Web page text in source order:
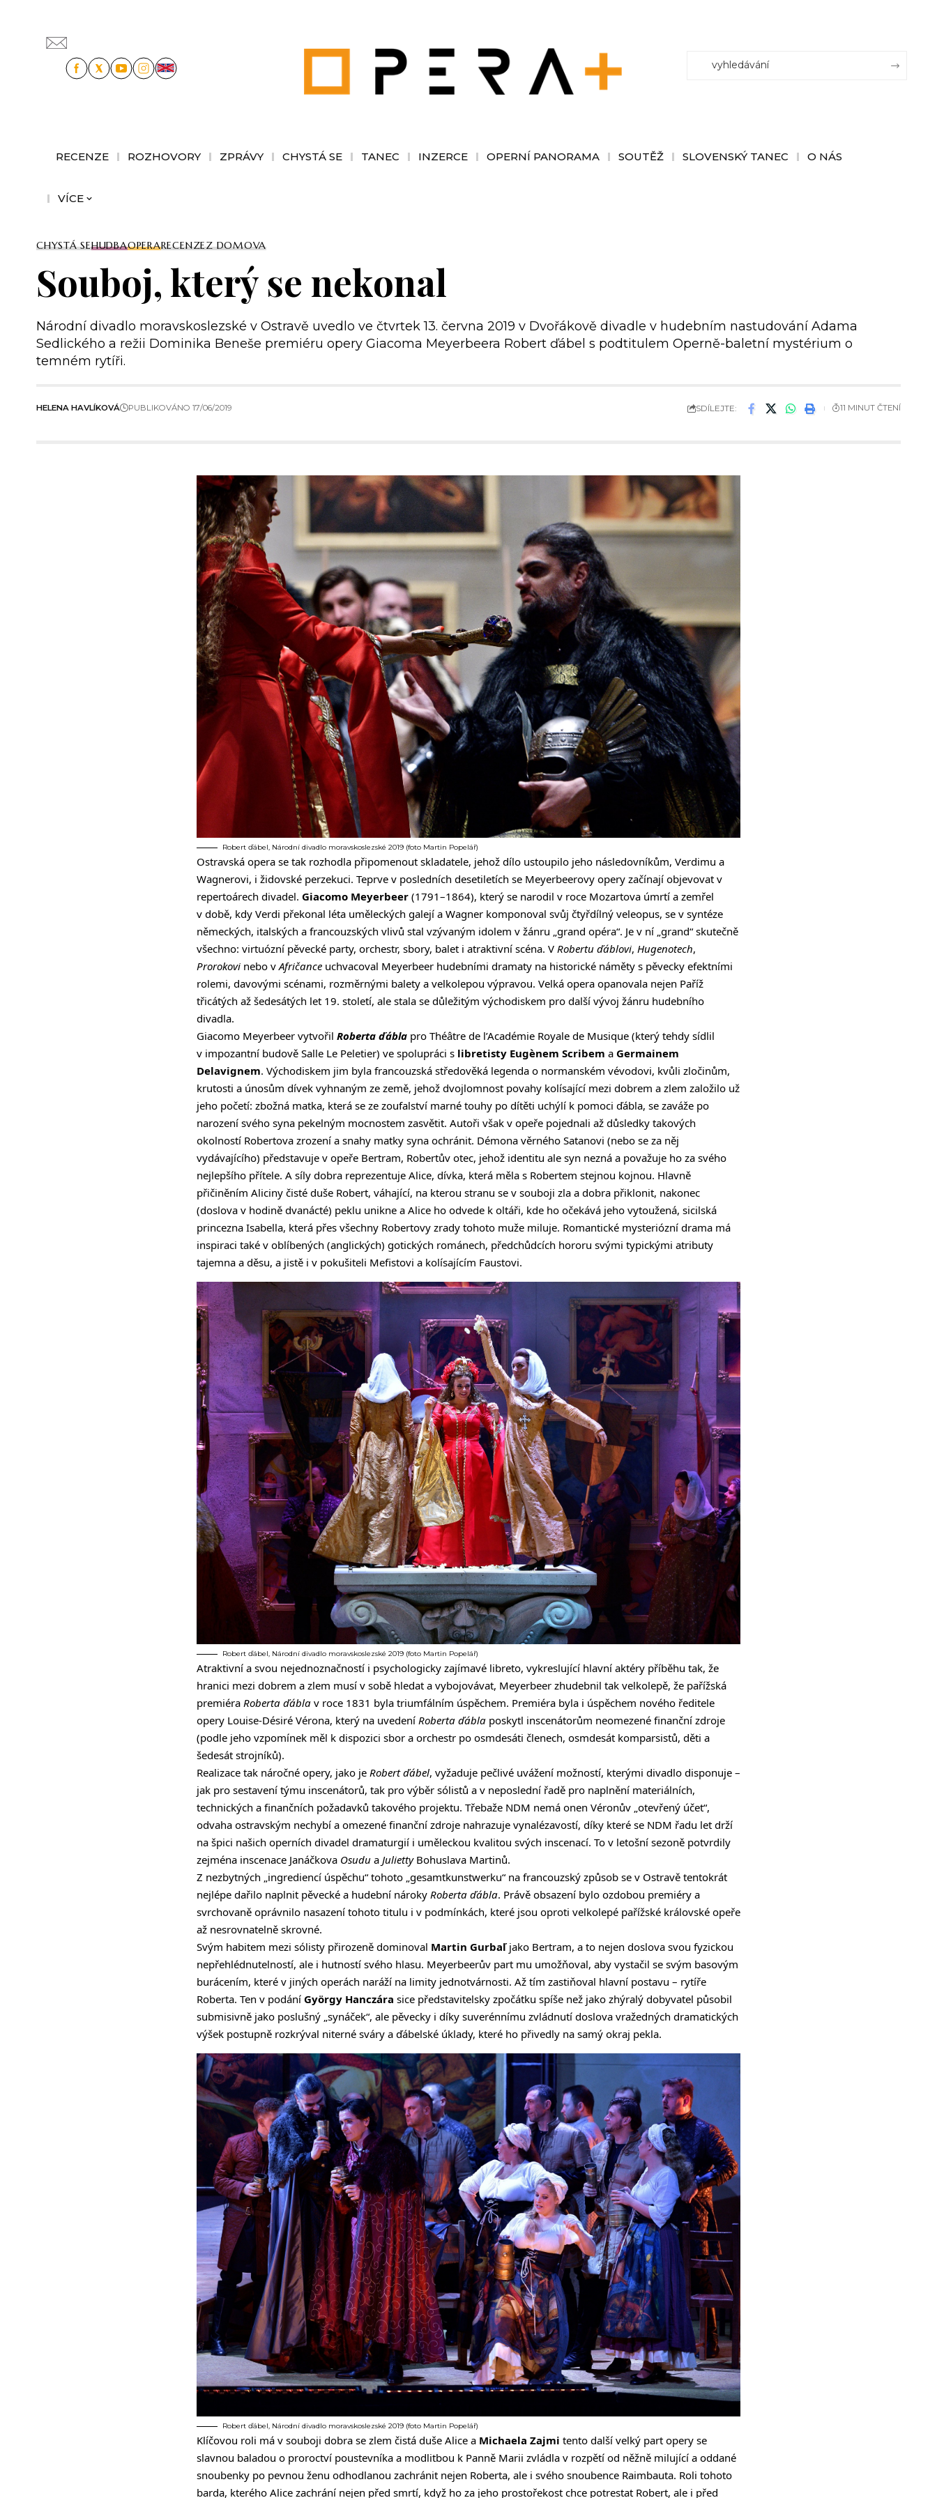
RECENZE ROZHOVORY ZPRÁVY CHYSTÁ SE TANEC INZERCE OPERNÍ PANORAMA SOUTĚŽ SLOVENSKÝ TANEC O NÁS
VÍCE
CHYSTÁ SEHUDBAOPERARECENZEZ DOMOVA
Souboj, který se nekonal
Národní divadlo moravskoslezské v Ostravě uvedlo ve čtvrtek 13. června 2019 v Dvořákově divadle v hudebním nastudování Adama
Sedlického a režii Dominika Beneše premiéru opery Giacoma Meyerbeera Robert ďábel s podtitulem Operně-baletní mystérium o
temném rytíři.
HELENA HAVLÍKOVÁ PUBLIKOVÁNO 17/06/2019 SDÍLEJTE: 11 MINUT ČTENÍ
Robert ďábel, Národní divadlo moravskoslezské 2019 (foto Martin Popelář)
Ostravská opera se tak rozhodla připomenout skladatele, jehož dílo ustoupilo jeho následovníkům, Verdimu a
Wagnerovi, i židovské perzekuci. Teprve v posledních desetiletích se Meyerbeerovy opery začínají objevovat v
repertoárech divadel. Giacomo Meyerbeer (1791–1864), který se narodil v roce Mozartova úmrtí a zemřel
v době, kdy Verdi překonal léta uměleckých galejí a Wagner komponoval svůj čtyřdílný veleopus, se v syntéze
německých, italských a francouzských vlivů stal vzývaným idolem v žánru „grand opéra“. Je v ní „grand“ skutečně
všechno: virtuózní pěvecké party, orchestr, sbory, balet i atraktivní scéna. V Robertu ďáblovi, Hugenotech,
Prorokovi nebo v Afričance uchvacoval Meyerbeer hudebními dramaty na historické náměty s pěvecky efektními
rolemi, davovými scénami, rozměrnými balety a velkolepou výpravou. Velká opera opanovala nejen Paříž
třicátých až šedesátých let 19. století, ale stala se důležitým východiskem pro další vývoj žánru hudebního
divadla.
Giacomo Meyerbeer vytvořil Roberta ďábla pro Théâtre de l’Académie Royale de Musique (který tehdy sídlil
v impozantní budově Salle Le Peletier) ve spolupráci s libretisty Eugènem Scribem a Germainem
Delavignem. Východiskem jim byla francouzská středověká legenda o normanském vévodovi, kvůli zločinům,
krutosti a únosům dívek vyhnaným ze země, jehož dvojlomnost povahy kolísající mezi dobrem a zlem založilo už
jeho početí: zbožná matka, která se ze zoufalství marné touhy po dítěti uchýlí k pomoci ďábla, se zaváže po
narození svého syna pekelným mocnostem zasvětit. Autoři však v opeře pojednali až důsledky takových
okolností Robertova zrození a snahy matky syna ochránit. Démona věrného Satanovi (nebo se za něj
vydávajícího) představuje v opeře Bertram, Robertův otec, jehož identitu ale syn nezná a považuje ho za svého
nejlepšího přítele. A síly dobra reprezentuje Alice, dívka, která měla s Robertem stejnou kojnou. Hlavně
přičiněním Aliciny čisté duše Robert, váhající, na kterou stranu se v souboji zla a dobra přiklonit, nakonec
(doslova v hodině dvanácté) peklu unikne a Alice ho odvede k oltáři, kde ho očekává jeho vytoužená, sicilská
princezna Isabella, která přes všechny Robertovy zrady tohoto muže miluje. Romantické mysteriózní drama má
inspiraci také v oblíbených (anglických) gotických románech, předchůdcích hororu svými typickými atributy
tajemna a děsu, a jistě i v pokušiteli Mefistovi a kolísajícím Faustovi.
Robert ďábel, Národní divadlo moravskoslezské 2019 (foto Martin Popelář)
Atraktivní a svou nejednoznačností i psychologicky zajímavé libreto, vykreslující hlavní aktéry příběhu tak, že
hranici mezi dobrem a zlem musí v sobě hledat a vybojovávat, Meyerbeer zhudebnil tak velkolepě, že pařížská
premiéra Roberta ďábla v roce 1831 byla triumfálním úspěchem. Premiéra byla i úspěchem nového ředitele
opery Louise-Désiré Vérona, který na uvedení Roberta ďábla poskytl inscenátorům neomezené finanční zdroje
(podle jeho vzpomínek měl k dispozici sbor a orchestr po osmdesáti členech, osmdesát komparsistů, děti a
šedesát strojníků).
Realizace tak náročné opery, jako je Robert ďábel, vyžaduje pečlivé uvážení možností, kterými divadlo disponuje –
jak pro sestavení týmu inscenátorů, tak pro výběr sólistů a v neposlední řadě pro naplnění materiálních,
technických a finančních požadavků takového projektu. Třebaže NDM nemá onen Véronův „otevřený účet“,
odvaha ostravským nechybí a omezené finanční zdroje nahrazuje vynalézavostí, díky které se NDM řadu let drží
na špici našich operních divadel dramaturgií i uměleckou kvalitou svých inscenací. To v letošní sezoně potvrdily
zejména inscenace Janáčkova Osudu a JuliettyBohuslava Martinů.
Z nezbytných „ingrediencí úspěchu“ tohoto „gesamtkunstwerku“ na francouzský způsob se v Ostravě tentokrát
nejlépe dařilo naplnit pěvecké a hudební nároky Roberta ďábla. Právě obsazení bylo ozdobou premiéry a
svrchovaně oprávnilo nasazení tohoto titulu i v podmínkách, které jsou oproti velkolepé pařížské královské opeře
až nesrovnatelně skrovné.
Svým habitem mezi sólisty přirozeně dominoval Martin Gurbaľjako Bertram, a to nejen doslova svou fyzickou
nepřehlédnutelností, ale i hutností svého hlasu. Meyerbeerův part mu umožňoval, aby vystačil se svým basovým
burácením, které v jiných operách naráží na limity jednotvárnosti. Až tím zastiňoval hlavní postavu – rytíře
Roberta. Ten v podání György Hanczára sice představitelsky zpočátku spíše než jako zhýralý dobyvatel působil
submisivně jako poslušný „synáček“, ale pěvecky i díky suverénnímu zvládnutí doslova vražedných dramatických
výšek postupně rozkrýval niterné sváry a ďábelské úklady, které ho přivedly na samý okraj pekla.
Robert ďábel, Národní divadlo moravskoslezské 2019 (foto Martin Popelář)
Klíčovou roli má v souboji dobra se zlem čistá duše Alice a Michaela Zajmi tento další velký part opery se
slavnou baladou o proroctví poustevníka a modlitbou k Panně Marii zvládla v rozpětí od něžně milující a oddané
snoubenky po pevnou ženu odhodlanou zachránit nejen Roberta, ale i svého snoubence Raimbauta. Roli tohoto
barda, kterého Alice zachrání nejen před smrtí, když ho za jeho prostořekost chce potrestat Robert, ale i před